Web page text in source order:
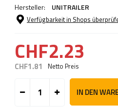
Hersteller: UNITRAILER
Verfügbarkeit in Shops
CHF2.23
CHF1.81 Netto Preis
IN DEN